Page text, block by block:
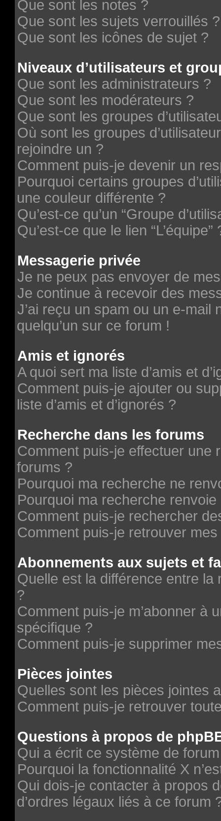
Que sont les notes ?
Que sont les sujets verrouillés ?
Que sont les icônes de sujet ?
Niveaux d’utilisateurs et
Que sont les administrateurs ?
Que sont les modérateurs ?
Que sont les groupes
Où sont les groupes
rejoindre un ?
Comment puis-je devenir un
Pourquoi certains groupes
une couleur différente ?
Qu’est-ce qu’un “Groupe
Qu’est-ce que le lien “L’équipe”
Messagerie privée
Je ne peux pas envoyer de
Je continue à recevoir des
J’ai reçu un spam ou un e-mail
quelqu’un sur ce forum !
Amis et ignorés
A quoi sert ma liste d’amis et
Comment puis-je ajouter ou
liste d’amis et d’ignorés ?
Recherche dans les forums
Comment puis-je effectuer une
forums ?
Pourquoi ma recherche ne
Pourquoi ma recherche
Comment puis-je rechercher
Comment puis-je retrouver
Abonnements aux sujets et
Quelle est la différence entre la
?
Comment puis-je m’abonner à
spécifique ?
Comment puis-je supprimer
Pièces jointes
Quelles sont les pièces jointes
Comment puis-je retrouver
Questions à propos de
Qui a écrit ce système de
Pourquoi la fonctionnalité X
Qui dois-je contacter à propos
d’ordres légaux liés à ce forum